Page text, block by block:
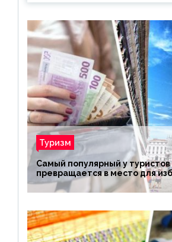
Туризм
Самый популярный у туристов
превращается в место для